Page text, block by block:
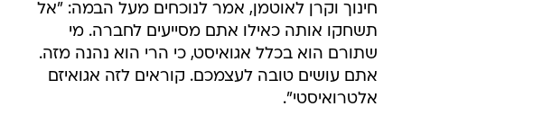
חינוך וקרן לאוטמן, אמר לנוכחים מעל הבמה: "אל
תשחקו אותה כאילו אתם מסייעים לחברה. מי
שתורם הוא בכלל אגואיסט, כי הרי הוא נהנה מזה.
אתם עושים טובה לעצמכם. קוראים לזה אגואיזם
אלטרואיסטי".